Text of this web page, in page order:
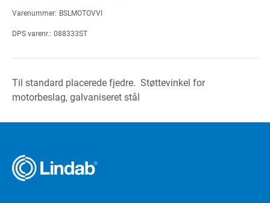
Varenummer: BSLMOTOVVI
DPS varenr.: 088333ST
Til standard placerede fjedre. Støttevinkel for
motorbeslag, galvaniseret stål